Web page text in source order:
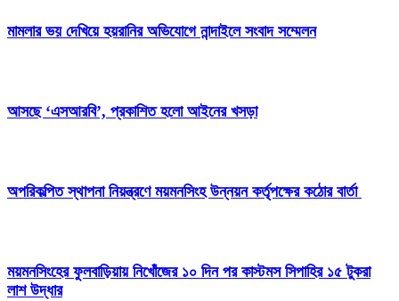
মামলার ভয় দেখিয়ে হয়রানির অভিযোগে নান্দাইলে সংবাদ সম্মেলন
আসছে ‘এসআরবি’, প্রকাশিত হলো আইনের খসড়া
অপরিকল্পিত স্থাপনা নিয়ন্ত্রণে ময়মনসিংহ উন্নয়ন কর্তৃপক্ষের কঠোর বার্তা
ময়মনসিংহের ফুলবাড়িয়ায় নিখোঁজের ১০ দিন পর কাস্টমস সিপাহির ১৫ টুকরা
লাশ উদ্ধার